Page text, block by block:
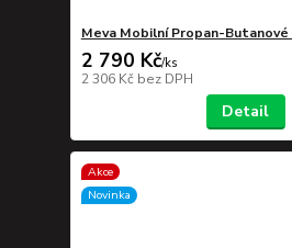
Meva Mobilní Propan-
2 790 Kč/ks
2 306 Kč bez DPH
Detail
Akce
Novinka